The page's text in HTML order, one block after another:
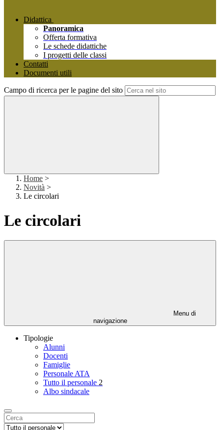
Didattica
Panoramica
Offerta formativa
Le schede didattiche
I progetti delle classi
Contatti
Documenti utili
Campo di ricerca per le pagine del sito
Home >
Novità >
Le circolari
Le circolari
Menu di
navigazione
Tipologie
Alunni
Docenti
Famiglie
Personale ATA
Tutto il personale 2
Albo sindacale